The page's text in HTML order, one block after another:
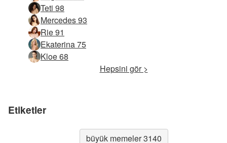
Teti 98
Mercedes 93
Rie 91
Ekaterina 75
Kloe 68
Hepsini gör >
Etiketler
büyük memeler 3140